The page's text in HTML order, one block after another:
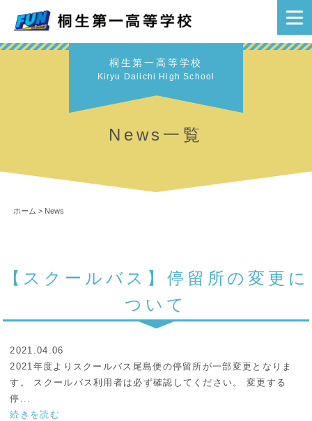
桐生第一高等学校
Kiryu Daiichi High School
News一覧
ホーム > News
【スクールバス】停留所の変更に
ついて
2021.04.06
2021年度よりスクールバス尾島便の停留所が一部変更となりま
す。 スクールバス利用者は必ず確認してください。 変更する
停...
続きを読む